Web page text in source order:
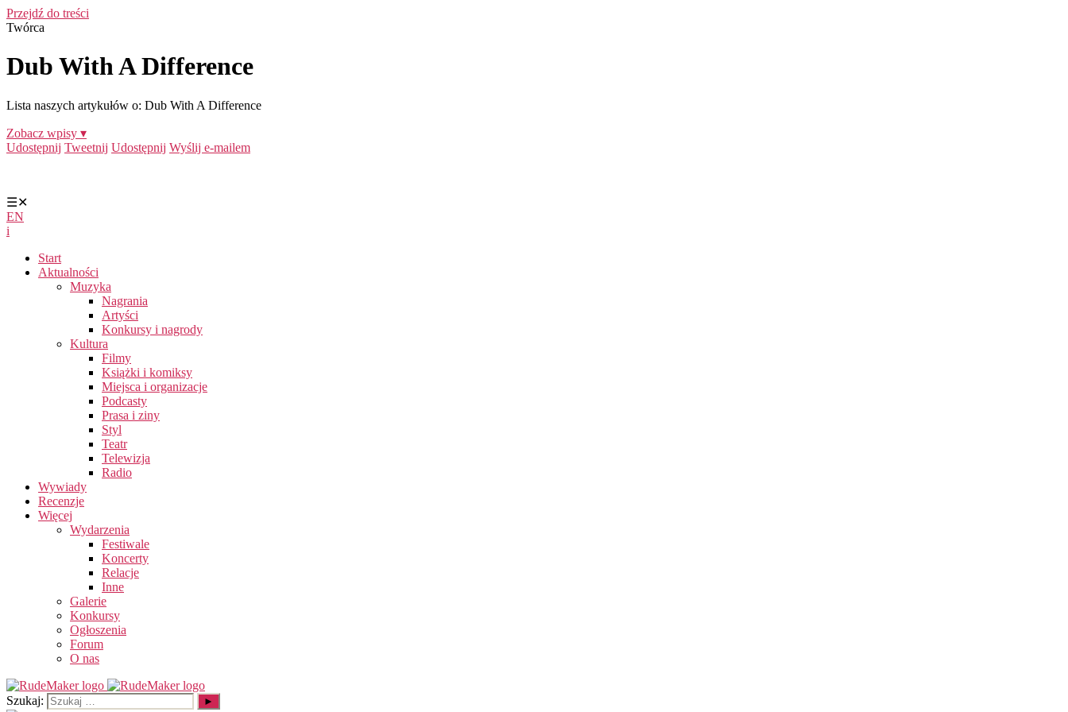
Przejdź do treści
Twórca
Dub With A Difference
Lista naszych artykułów o: Dub With A Difference
Zobacz wpisy ▾
Udostępnij Tweetnij Udostępnij Wyślij e-mailem
☰✕
EN
i
Start
Aktualności
Muzyka
Nagrania
Artyści
Konkursy i nagrody
Kultura
Filmy
Książki i komiksy
Miejsca i organizacje
Podcasty
Prasa i ziny
Styl
Teatr
Telewizja
Radio
Wywiady
Recenzje
Więcej
Wydarzenia
Festiwale
Koncerty
Relacje
Inne
Galerie
Konkursy
Ogłoszenia
Forum
O nas
Szukaj: